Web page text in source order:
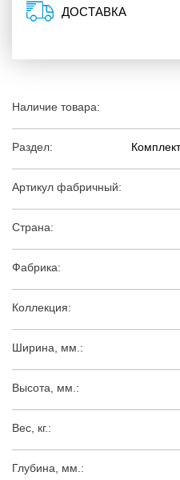
Наличие товара:
Раздел:
Артикул фабричный:
Страна:
Фабрика:
Коллекция:
Ширина, мм.:
Высота, мм.:
Вес, кг.:
Глубина, мм.:
ДОСТАВКА